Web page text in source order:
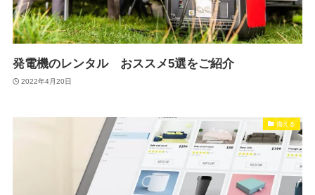
発電機のレンタル おススメ5選をご紹介
2022年4月20日
備える